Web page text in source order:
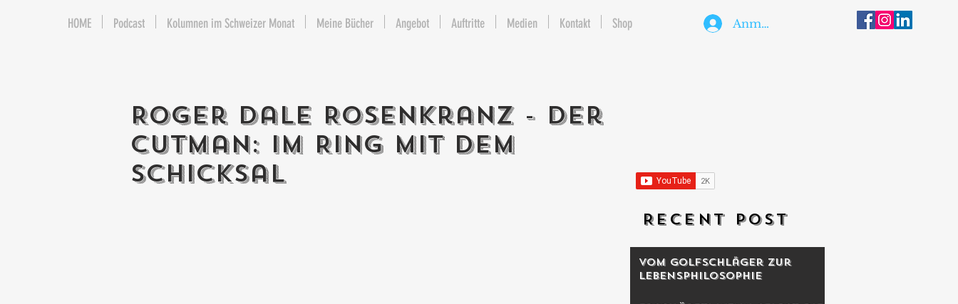
Anmelden
Roger Dale Rosenkranz - Der
Cutman: Im Ring mit dem
Schicksal
RECENT POST
Vom Golfschläger zur
Lebensphilosophie
HOME Podcast Kolumnen im Schweizer Monat Meine Bücher Angebot Auftritte Medien Kontakt Shop